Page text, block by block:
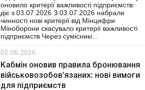
оновило критерії важливості підприємств:
діє з 03.07.2026 З 03.07.2026 набрали
чинності нові критерії від Мінцифри
Міноборони скасувало критерії важливості
підприємств Через сумісникі...
02.06.2026
Кабмін оновив правила бронювання
військовозобов’язаних: нові вимоги
для підприємств